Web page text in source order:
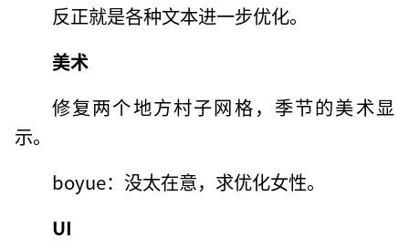
反正就是各种文本进一步优化。
美术
修复两个地方村子网格，季节的美术显
示。
boyue：没太在意，求优化女性。
UI